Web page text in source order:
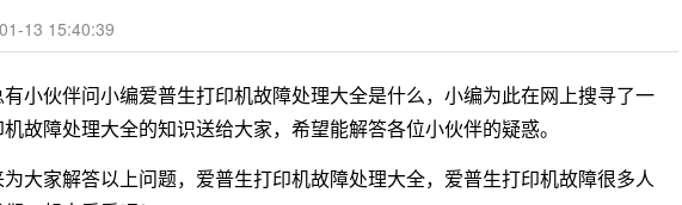
13 15:40:39
小伙伴问小编爱普生打印机故障处理大全是什么，小编为此在网上搜寻了一
故障处理大全的知识送给大家，希望能解答各位小伙伴的疑惑。
大家解答以上问题，爱普生打印机故障处理大全，爱普生打印机故障很多人